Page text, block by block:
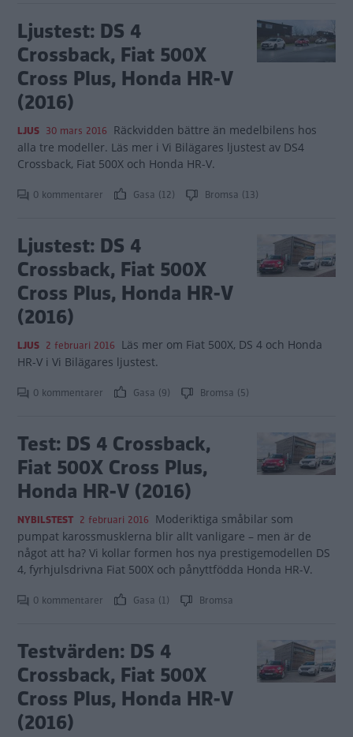
Ljustest: DS 4
Crossback, Fiat 500X
Cross Plus, Honda HR-V
(2016)
LJUS 30 mars 2016 Räckvidden bättre än medelbilens hos
alla tre modeller. Läs mer i Vi Bilägares ljustest av DS4
Crossback, Fiat 500X och Honda HR-V.
0 kommentarer Gasa (12) Bromsa (13)
Ljustest: DS 4
Crossback, Fiat 500X
Cross Plus, Honda HR-V
(2016)
LJUS 2 februari 2016 Läs mer om Fiat 500X, DS 4 och Honda
HR-V i Vi Bilägares ljustest.
0 kommentarer Gasa (9) Bromsa (5)
Test: DS 4 Crossback,
Fiat 500X Cross Plus,
Honda HR-V (2016)
NYBILSTEST 2 februari 2016 Moderiktiga småbilar som
pumpat karossmusklerna blir allt vanligare – men är de
något att ha? Vi kollar formen hos nya prestigemodellen DS
4, fyrhjulsdrivna Fiat 500X och pånyttfödda Honda HR-V.
0 kommentarer Gasa (1) Bromsa
Testvärden: DS 4
Crossback, Fiat 500X
Cross Plus, Honda HR-V
(2016)